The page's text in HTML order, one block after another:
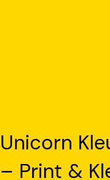
Unicorn
– Print &